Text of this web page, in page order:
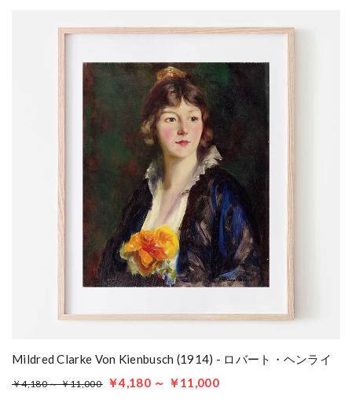
Mildred Clarke Von Kienbusch (1914) - ロバート・ヘンライ
￥4,180 ～ ￥11,000 ￥4,180 ～ ￥11,000